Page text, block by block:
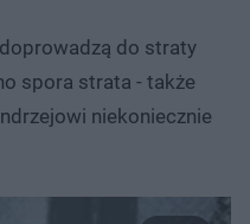
do straty
spora strata - także
niekoniecznie